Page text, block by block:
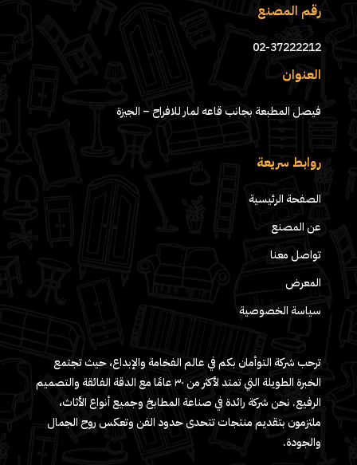
رقم المصنع
02-37222212
العنوان
فيصل المطبعة بجانب قاعه لمار للافراح – الجيزة
روابط سريعة
الصفحة الرئيسية
عن المصنع
تواصل معنا
المعرض
سياسة الخصوصية
ترحب شركة التوأمان بكم في عالم الفخامة والإبداع، حيث تجتمع
الخبرة الطويلة التي تمتد لأكثر من ٣٠ عامًا مع الدقة الفائقة والتصميم
الرفيع. نحن شركة رائدة في صناعة المطابخ وجميع أنواع الأثاث،
ملتزمون بتقديم منتجات تتحدى حدود الفن وتعكس روح الجمال
والجودة.